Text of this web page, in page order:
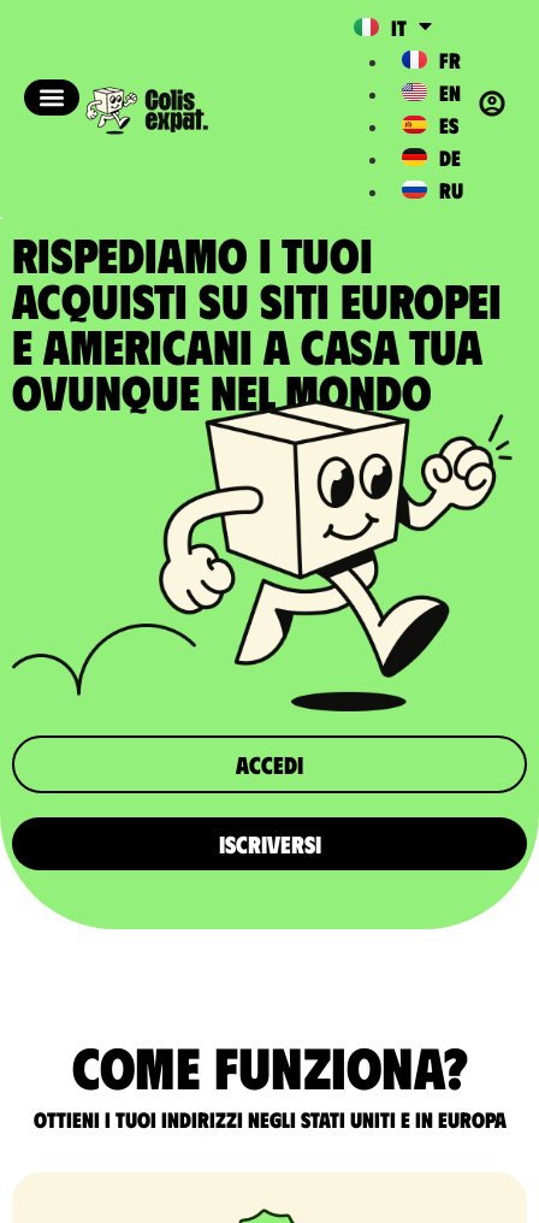
IT
FR
EN
ES
DE
RU
RISPEDIAMO I TUOI
ACQUISTI SU SITI EUROPEI
E AMERICANI A casa tua
ovunque nel Mondo
Accedi
ISCRIVERSI
Come funziona?
Ottieni i tuoi indirizzi negli Stati Uniti e in Europa